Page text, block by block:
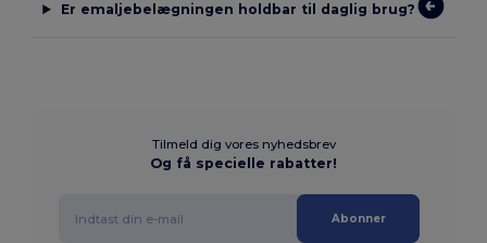
Er emaljebelægningen holdbar til daglig brug?
Tilmeld dig vores nyhedsbrev
Og få specielle rabatter!
Abonner